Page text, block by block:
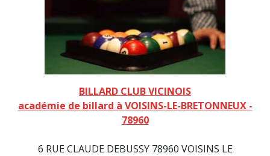
BILLARD CLUB VICINOIS
académie de billard à VOISINS-LE-BRETONNEUX -
78960
6 RUE CLAUDE DEBUSSY 78960 VOISINS LE